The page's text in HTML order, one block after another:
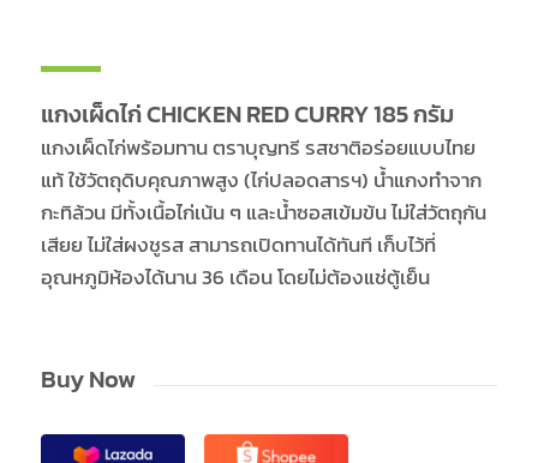
แกงเผ็ดไก่ CHICKEN RED CURRY 185 กรัม
แกงเผ็ดไก่พร้อมทาน ตราบุญทรี รสชาติอร่อยแบบไทย
แท้ ใช้วัตถุดิบคุณภาพสูง (ไก่ปลอดสารฯ) น้ำแกงทำจาก
กะทิล้วน มีทั้งเนื้อไก่เน้น ๆ และน้ำซอสเข้มข้น ไม่ใส่วัตถุกัน
เสียย ไม่ใส่ผงชูรส สามารถเปิดทานได้ทันที เก็บไว้ที่
อุณหภูมิห้องได้นาน 36 เดือน โดยไม่ต้องแช่ตู้เย็น
Buy Now